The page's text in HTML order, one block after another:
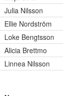
Julia Nilsson
Ellie Nordström
Loke Bengtsson
Alicia Brettmo
Linnea Nilsson